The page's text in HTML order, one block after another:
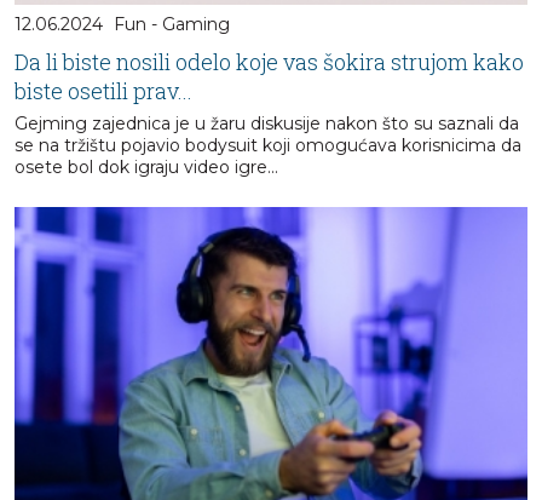
12.06.2024 Fun - Gaming
Da li biste nosili odelo koje vas šokira strujom kako
biste osetili prav...
Gejming zajednica je u žaru diskusije nakon što su saznali da
se na tržištu pojavio bodysuit koji omogućava korisnicima da
osete bol dok igraju video igre...